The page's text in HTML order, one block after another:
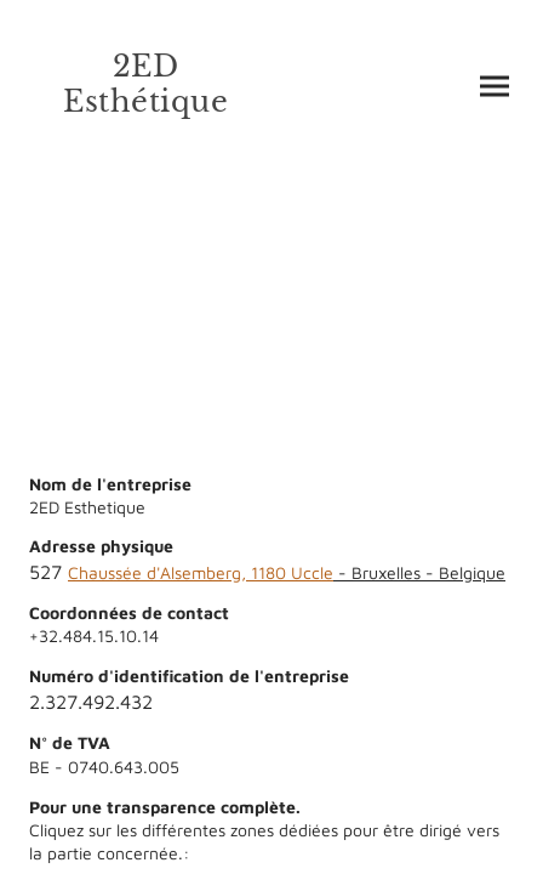
2ED
Esthétique
Nom de l'entreprise
2ED Esthetique
Adresse physique
527 Chaussée d'Alsemberg, 1180 Uccle - Bruxelles - Belgique
Coordonnées de contact
+32.484.15.10.14
Numéro d'identification de l'entreprise
2.327.492.432
N° de TVA
BE - 0740.643.005
Pour une transparence complète.
Cliquez sur les différentes zones dédiées pour être dirigé vers
la partie concernée.: